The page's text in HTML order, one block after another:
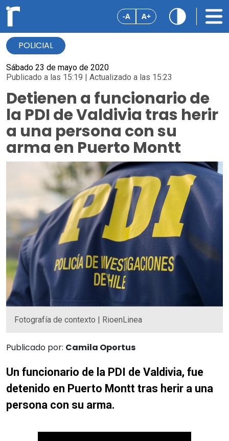
-A A+
POLICIAL
Sábado 23 de mayo de 2020
Publicado a las 15:19 | Actualizado a las 15:23
Detienen a funcionario de
la PDI de Valdivia tras herir
a una persona con su
arma en Puerto Montt
Fotografía de contexto | RioenLinea
Publicado por: Camila Oportus
Un funcionario de la PDI de Valdivia, fue
detenido en Puerto Montt tras herir a una
persona con su arma.